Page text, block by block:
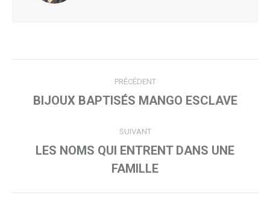
article
PRÉCÉDENT
Article
:
BIJOUX BAPTISÉS MANGO ESCLAVE
SUIVANT
Article
suivant
:
LES NOMS QUI ENTRENT DANS UNE
FAMILLE